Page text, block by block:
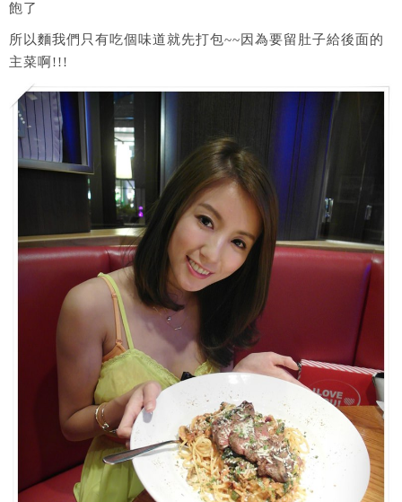
飽了
所以麵我們只有吃個味道就先打包~~因為要留肚子給後面的
主菜啊!!!